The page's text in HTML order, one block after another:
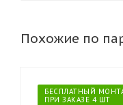
Похожие по
БЕСПЛАТНЫЙ
ПРИ ЗАКАЗЕ 4 ШТ